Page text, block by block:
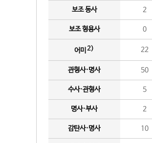
보조 동사 2
보조 형용사 0
어미 2) 22
관형사·명사 50
수사·관형사 5
명사·부사 2
감탄사·명사 10